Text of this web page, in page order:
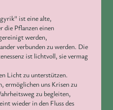
ist eine alte,
die Pflanzen einen
werden,
verbunden zu werden. Die
ist lichtvoll, sie vermag
Licht zu unterstützen.
ermöglichen uns Krisen zu
zu begleiten,
wieder in den Fluss des